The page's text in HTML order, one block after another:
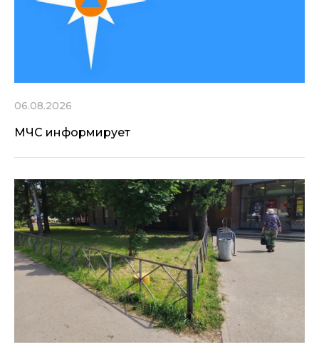
06.08.2026
МЧС информирует